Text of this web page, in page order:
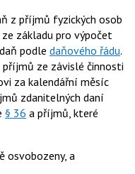
z příjmů fyzických osob
základu pro výpočet
podle daňového řádu.
ze závislé činnosti
za kalendářní měsíc
zdanitelných daní
§ 36 a příjmů, které
osvobozeny, a